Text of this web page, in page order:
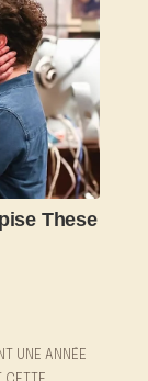
UNE ANNÉE